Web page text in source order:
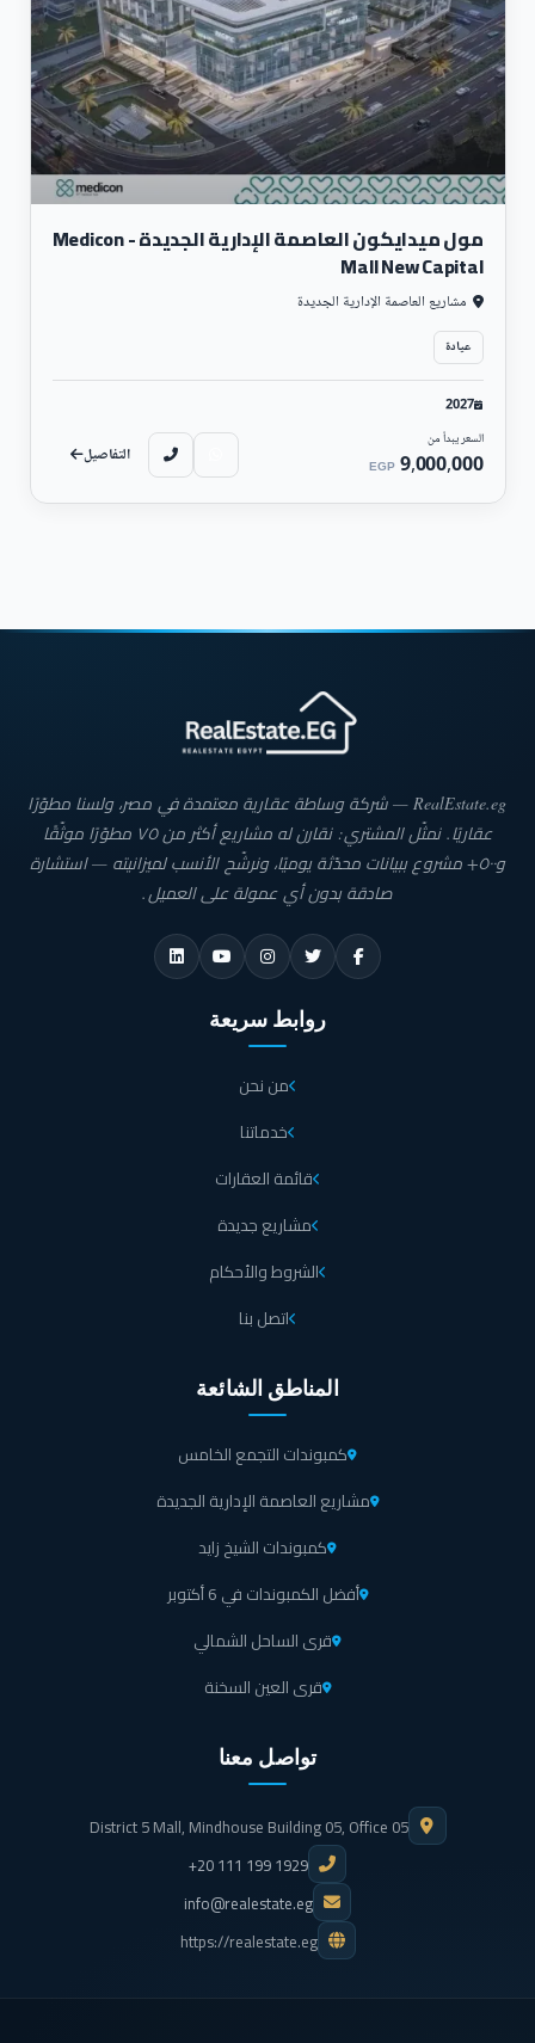
مول ميدايكون العاصمة الإدارية الجديدة - Medicon
Mall New Capital
مشاريع العاصمة الإدارية الجديدة
عيادة
2027
السعر يبدأ من
9,000,000
EGP التفاصيل
RealEstate.eg — شركة وساطة عقارية معتمدة في مصر، ولسنا مطوّرًا
عقاريًا. نمثّل المشتري: نقارن له مشاريع أكثر من ٧٥ مطوّرًا موثّقًا
و٥٠٠+ مشروع ببيانات محدّثة يوميًا، ونرشّح الأنسب لميزانيته — استشارة
صادقة بدون أي عمولة على العميل.
روابط سريعة
من نحن
خدماتنا
قائمة العقارات
مشاريع جديدة
الشروط والأحكام
اتصل بنا
المناطق الشائعة
كمبوندات التجمع الخامس
مشاريع العاصمة الإدارية الجديدة
كمبوندات الشيخ زايد
أفضل الكمبوندات في 6 أكتوبر
قرى الساحل الشمالي
قرى العين السخنة
تواصل معنا
District 5 Mall, Mindhouse Building 05, Office 05
+20 111 199 1929
info@realestate.eg
https://realestate.eg